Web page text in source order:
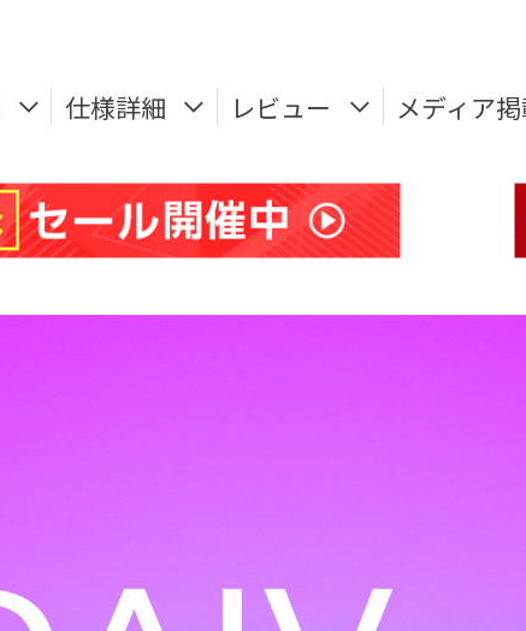
仕様詳細 レビュー メディア